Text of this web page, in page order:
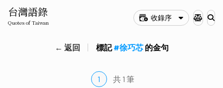
台灣語錄
Quotes of Taiwan
收錄序
← 返回 標記#徐巧芯的金句
1 共 1 筆